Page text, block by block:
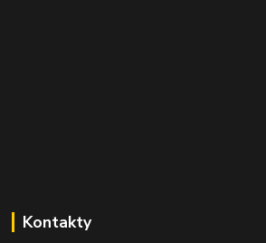
Kontakty